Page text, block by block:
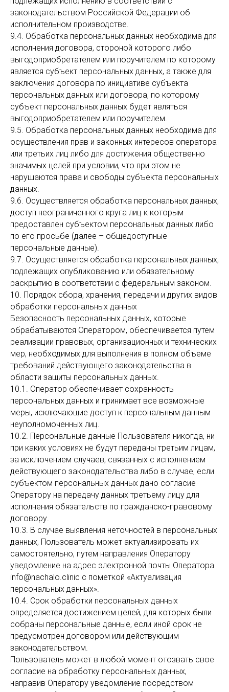
законодательством Российской Федерации об
исполнительном производстве.
9.4. Обработка персональных данных необходима для
исполнения договора, стороной которого либо
выгодоприобретателем или поручителем по которому
является субъект персональных данных, а также для
заключения договора по инициативе субъекта
персональных данных или договора, по которому
субъект персональных данных будет являться
выгодоприобретателем или поручителем.
9.5. Обработка персональных данных необходима для
осуществления прав и законных интересов оператора
или третьих лиц либо для достижения общественно
значимых целей при условии, что при этом не
нарушаются права и свободы субъекта персональных
данных.
9.6. Осуществляется обработка персональных данных,
доступ неограниченного круга лиц к которым
предоставлен субъектом персональных данных либо
по его просьбе (далее – общедоступные
персональные данные).
9.7. Осуществляется обработка персональных данных,
подлежащих опубликованию или обязательному
раскрытию в соответствии с федеральным законом.
10. Порядок сбора, хранения, передачи и других видов
обработки персональных данных
Безопасность персональных данных, которые
обрабатываются Оператором, обеспечивается путем
реализации правовых, организационных и технических
мер, необходимых для выполнения в полном объеме
требований действующего законодательства в
области защиты персональных данных.
10.1. Оператор обеспечивает сохранность
персональных данных и принимает все возможные
меры, исключающие доступ к персональным данным
неуполномоченных лиц.
10.2. Персональные данные Пользователя никогда, ни
при каких условиях не будут переданы третьим лицам,
за исключением случаев, связанных с исполнением
действующего законодательства либо в случае, если
субъектом персональных данных дано согласие
Оператору на передачу данных третьему лицу для
исполнения обязательств по гражданско-правовому
договору.
10.3. В случае выявления неточностей в персональных
данных, Пользователь может актуализировать их
самостоятельно, путем направления Оператору
уведомление на адрес электронной почты Оператора
info@nachalo.clinic с пометкой «Актуализация
персональных данных».
10.4. Срок обработки персональных данных
определяется достижением целей, для которых были
собраны персональные данные, если иной срок не
предусмотрен договором или действующим
законодательством.
Пользователь может в любой момент отозвать свое
согласие на обработку персональных данных,
направив Оператору уведомление посредством